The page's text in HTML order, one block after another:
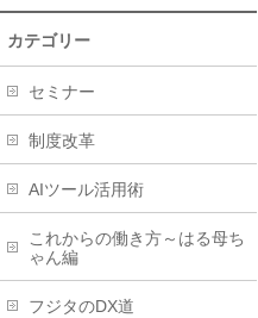
カテゴリー
セミナー
制度改革
AIツール活用術
これからの働き方～はる母ち
ゃん編
フジタのDX道